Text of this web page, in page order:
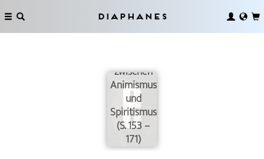
Diaphanes
zwischen
Animismus
und
Spiritismus
(S. 153 –
171)